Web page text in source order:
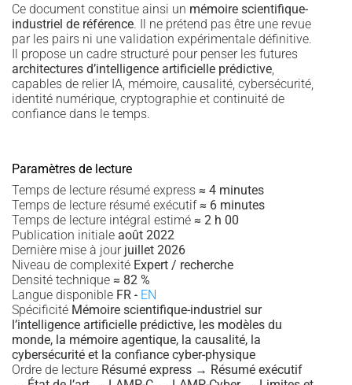
Ce document constitue ainsi un mémoire scientifique-
industriel de référence. Il ne prétend pas être une revue
par les pairs ni une validation expérimentale définitive.
Il propose un cadre structuré pour penser les futures
architectures d’intelligence artificielle prédictive,
capables de relier IA, mémoire, causalité, cybersécurité,
identité numérique, cryptographie et continuité de
confiance dans le temps.
Paramètres de lecture
Temps de lecture résumé express ≈ 4 minutes
Temps de lecture résumé exécutif≈ 6 minutes
Temps de lecture intégral estimé ≈ 2 h 00
Publication initiale août 2022
Dernière mise à jour juillet 2026
Niveau de complexité Expert / recherche
Densité technique ≈ 82 %
Langue disponible FR · EN
Spécificité Mémoire scientifique-industriel sur
l’intelligence artificielle prédictive, les modèles du
monde, la mémoire agentique, la causalité, la
cybersécurité et la confiance cyber-physique
Ordre de lecture Résumé express → Résumé exécutif